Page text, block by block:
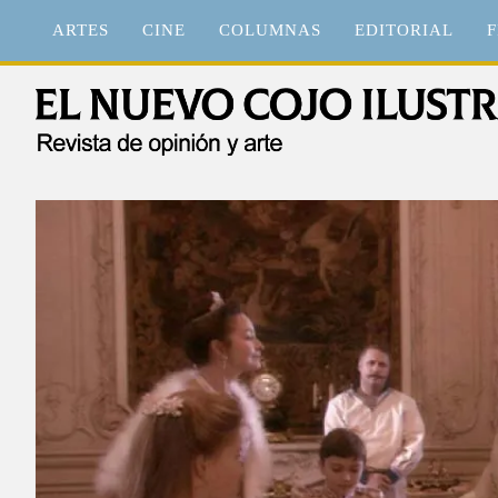
contenido
ARTES CINE COLUMNAS EDITORIAL